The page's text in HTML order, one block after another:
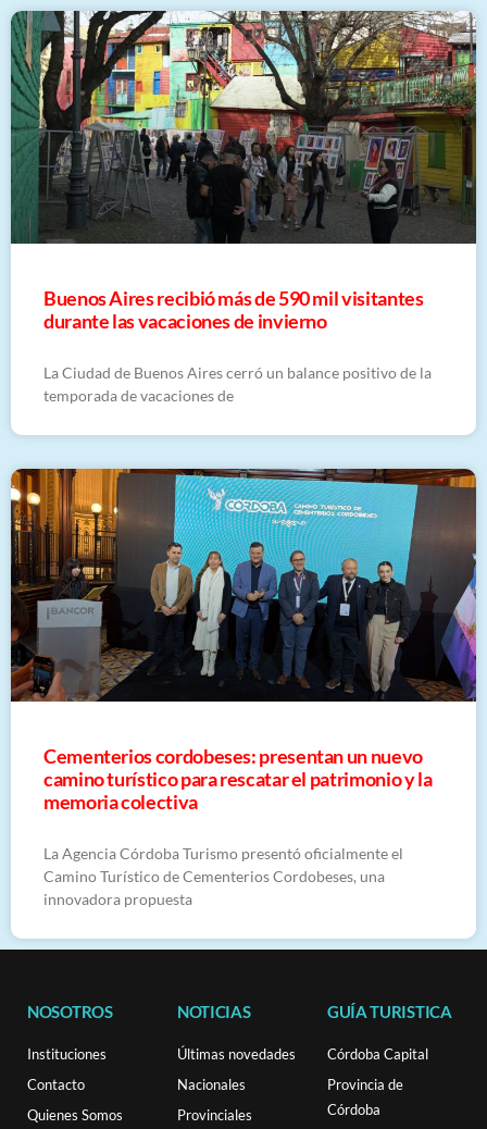
Buenos Aires recibió más de 590 mil visitantes
durante las vacaciones de invierno
La Ciudad de Buenos Aires cerró un balance positivo de la
temporada de vacaciones de
Cementerios cordobeses: presentan un nuevo
camino turístico para rescatar el patrimonio y la
memoria colectiva
La Agencia Córdoba Turismo presentó oficialmente el
Camino Turístico de Cementerios Cordobeses, una
innovadora propuesta
NOSOTROS
Instituciones
Contacto
Quienes Somos
NOTICIAS
Últimas novedades
Nacionales
Provinciales
GUÍA TURISTICA
Córdoba Capital
Provincia de
Córdoba